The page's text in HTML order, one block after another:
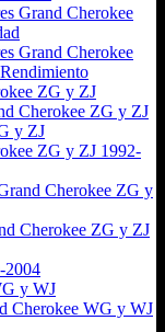
Grand Cherokee
Grand Cherokee
ZG y ZJ
Cherokee ZG y ZJ
y ZJ
ZG y ZJ 1992-
Cherokee ZG y
Cherokee ZG y ZJ
2004
y WJ
Cherokee WG y WJ